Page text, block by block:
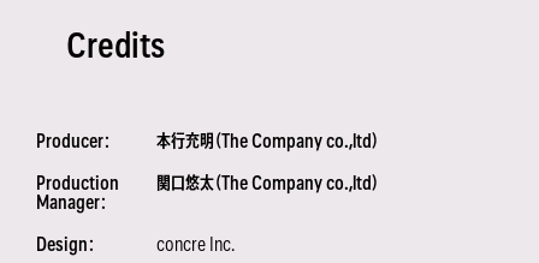
Credits
Producer： 本行充明（The Company co.,ltd）
Production
Manager：
関口悠太（The Company co.,ltd）
Design： concre Inc.